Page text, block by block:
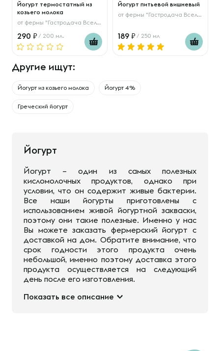
Йогурт термостатный из
козьего молока
от фермы "Гастродача Вселуг"
290 / 200 мл.
Йогурт питьевой вишневый
от фермы "Гастродача Вселуг"
189 / 250 мл
Другие ищут:
Йогурт из козьего молока Йогурт 4%
Греческий йогурт
Йогурт
Йогурт – один из самых полезных
кисломолочных продуктов, однако при
условии, что он содержит живые бактерии.
Все наши йогурты приготовлены с
использованием живой йогуртной закваски,
поэтому они такие полезные. Именно у нас
Вы можете заказать фермерский йогурт с
доставкой на дом. Обратите внимание, что
срок годности этого продукта очень
небольшой, именно поэтому доставка этого
продукта осуществляется на следующий
день после его изготовления.
Показать все описание